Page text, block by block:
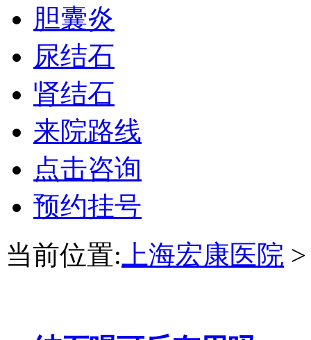
胆囊炎
尿结石
肾结石
来院路线
点击咨询
预约挂号
当前位置: 上海宏康医院